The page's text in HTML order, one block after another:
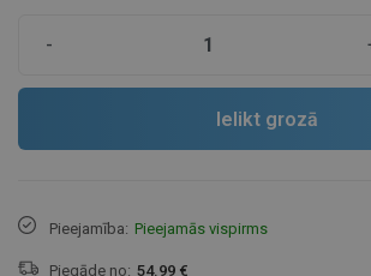
-
Ielikt grozā
Pieejamība: Pieejamās vispirms
Piegāde no: 54.99 €